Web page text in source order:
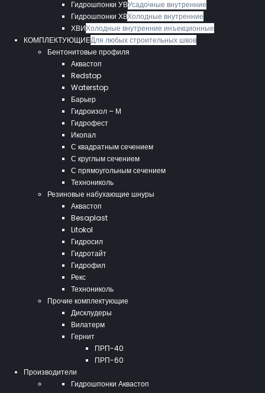
Гидрошпонки УВУсадочные внутренние
Гидрошпонки ХВХолодные внутренние
ХВИХолодные внутренние инъекционные
КОМПЛЕКТУЮЩИЕДля любых строительных швов
Бентонитовые профиля
Аквастоп
Redstop
Waterstop
Барьер
Гидроизол – М
Гидрофест
Икопал
С квадратным сечением
С круглым сечением
С прямоугольным сечением
Технониколь
Резиновые набухающие шнуры
Аквастоп
Besaplast
Litokol
Гидросил
Гидротайт
Гидрофил
Рекс
Технониколь
Прочие комплектующие
Дисклудеры
Вилатерм
Гернит
ПРП-40
ПРП-60
Производители
Гидрошпонки Аквастоп